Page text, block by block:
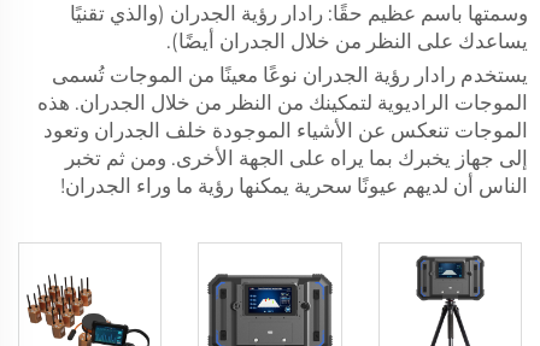
وسمتها باسم عظيم حقًا: رادار رؤية الجدران (والذي تقنيًا
يساعدك على النظر من خلال الجدران أيضًا).
يستخدم رادار رؤية الجدران نوعًا معينًا من الموجات تُسمى
الموجات الراديوية لتمكينك من النظر من خلال الجدران. هذه
الموجات تنعكس عن الأشياء الموجودة خلف الجدران وتعود
إلى جهاز يخبرك بما يراه على الجهة الأخرى. ومن ثم تخبر
الناس أن لديهم عيونًا سحرية يمكنها رؤية ما وراء الجدران!